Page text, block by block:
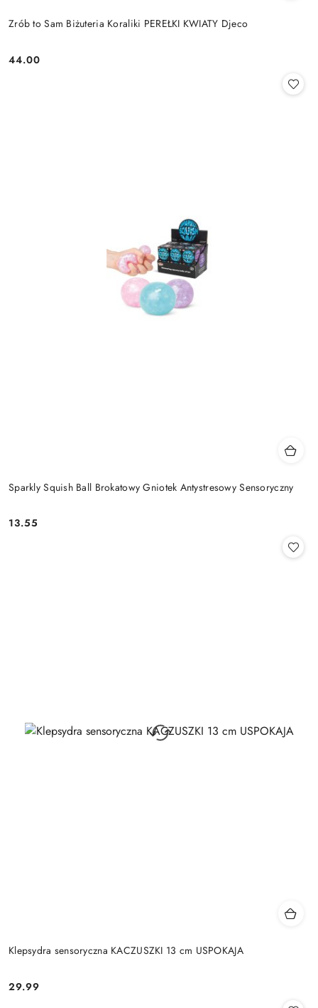
Zrób to Sam Biżuteria Koraliki PEREŁKI KWIATY Djeco
Cena:
44.00
Sparkly Squish Ball Brokatowy Gniotek Antystresowy Sensoryczny
Cena:
13.55
Klepsydra sensoryczna KACZUSZKI 13 cm USPOKAJA
Cena:
29.99